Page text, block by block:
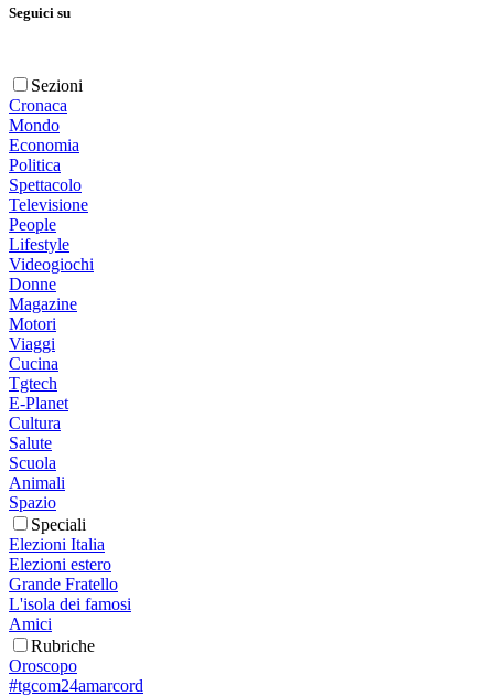
Seguici su
Sezioni
Cronaca
Mondo
Economia
Politica
Spettacolo
Televisione
People
Lifestyle
Videogiochi
Donne
Magazine
Motori
Viaggi
Cucina
Tgtech
E-Planet
Cultura
Salute
Scuola
Animali
Spazio
Speciali
Elezioni Italia
Elezioni estero
Grande Fratello
L'isola dei famosi
Amici
Rubriche
Oroscopo
#tgcom24amarcord